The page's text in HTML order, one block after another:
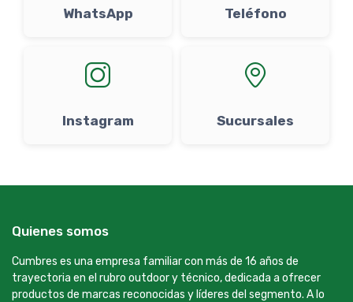
WhatsApp Teléfono
Instagram Sucursales
Quienes somos
Cumbres es una empresa familiar con más de 16 años de
trayectoria en el rubro outdoor y técnico, dedicada a ofrecer
productos de marcas reconocidas y líderes del segmento. A lo